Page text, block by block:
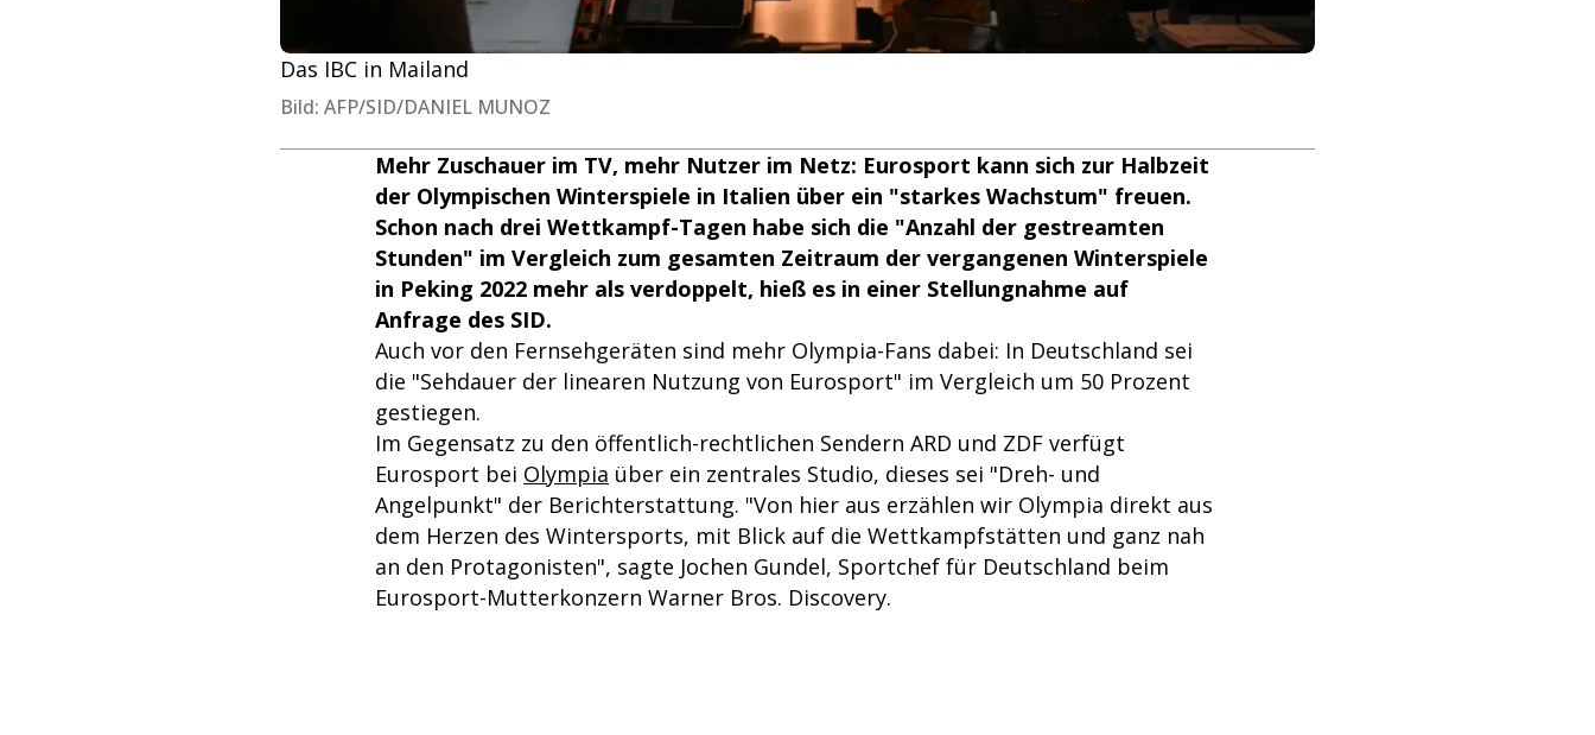
Das IBC in Mailand
Bild: AFP/SID/DANIEL MUNOZ
Mehr Zuschauer im TV, mehr Nutzer im Netz: Eurosport kann sich zur Halbzeit
der Olympischen Winterspiele in Italien über ein "starkes Wachstum" freuen.
Schon nach drei Wettkampf-Tagen habe sich die "Anzahl der gestreamten
Stunden" im Vergleich zum gesamten Zeitraum der vergangenen Winterspiele
in Peking 2022 mehr als verdoppelt, hieß es in einer Stellungnahme auf
Anfrage des SID.
Auch vor den Fernsehgeräten sind mehr Olympia-Fans dabei: In Deutschland sei
die "Sehdauer der linearen Nutzung von Eurosport" im Vergleich um 50 Prozent
gestiegen.
Im Gegensatz zu den öffentlich-rechtlichen Sendern ARD und ZDF verfügt
Eurosport bei Olympia über ein zentrales Studio, dieses sei "Dreh- und
Angelpunkt" der Berichterstattung. "Von hier aus erzählen wir Olympia direkt aus
dem Herzen des Wintersports, mit Blick auf die Wettkampfstätten und ganz nah
an den Protagonisten", sagte Jochen Gundel, Sportchef für Deutschland beim
Eurosport-Mutterkonzern Warner Bros. Discovery.